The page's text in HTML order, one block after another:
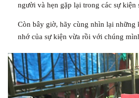
người và hẹn gặp lại trong các sự kiện
Còn bây giờ, hãy cùng nhìn lại những
nhớ của sự kiện vừa rồi với chúng